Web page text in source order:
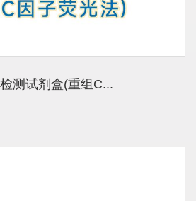
测试剂盒(重组C...